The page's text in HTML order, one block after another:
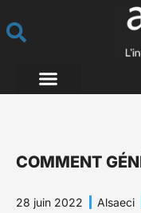
COMMENT
28 juin 2022 Alsaeci